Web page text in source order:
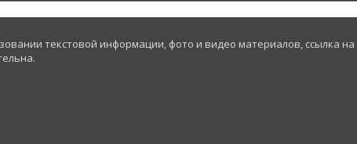
текстовой информации, фото и видео материалов, ссылка на